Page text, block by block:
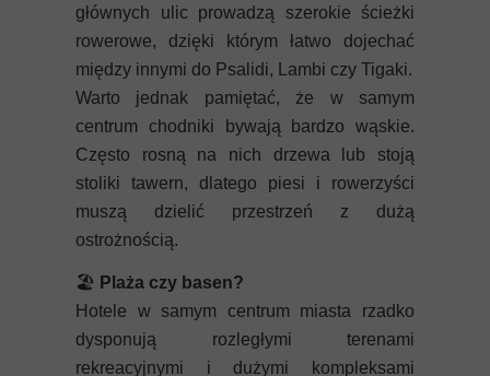
głównych ulic prowadzą szerokie ścieżki
rowerowe, dzięki którym łatwo dojechać
między innymi do Psalidi, Lambi czy Tigaki.
Warto jednak pamiętać, że w samym
centrum chodniki bywają bardzo wąskie.
Często rosną na nich drzewa lub stoją
stoliki tawern, dlatego piesi i rowerzyści
muszą dzielić przestrzeń z dużą
ostrożnością.
🏖️ Plaża czy basen?
Hotele w samym centrum miasta rzadko
dysponują rozległymi terenami
rekreacyjnymi i dużymi kompleksami